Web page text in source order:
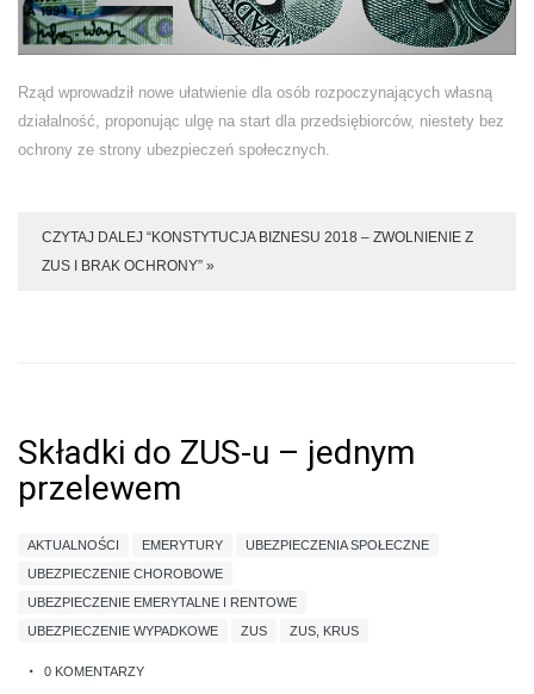
Rząd wprowadził nowe ułatwienie dla osób rozpoczynających własną
działalność, proponując ulgę na start dla przedsiębiorców, niestety bez
ochrony ze strony ubezpieczeń społecznych.
CZYTAJ DALEJ “KONSTYTUCJA BIZNESU 2018 – ZWOLNIENIE Z
ZUS I BRAK OCHRONY” »
Składki do ZUS-u – jednym
przelewem
AKTUALNOŚCI EMERYTURY
UBEZPIECZENIA SPOŁECZNE
UBEZPIECZENIE CHOROBOWE
UBEZPIECZENIE EMERYTALNE I RENTOWE
UBEZPIECZENIE WYPADKOWE
ZUS ZUS, KRUS
0 KOMENTARZY